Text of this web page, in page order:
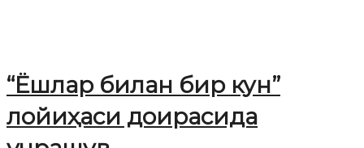
“Ёшлар билан бир кун”
лойиҳаси доирасида